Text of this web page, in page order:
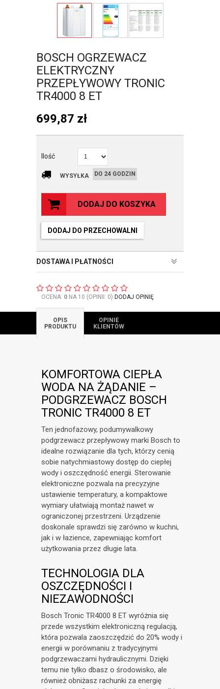
BOSCH OGRZEWACZ
ELEKTRYCZNY
PRZEPŁYWOWY TRONIC
TR4000 8 ET
699,87 zł
Ilość
WYSYŁKA DO 24 GODZIN
DODAJ DO KOSZYKA
DODAJ DO PRZECHOWALNI
DOSTAWA I PŁATNOŚCI
OCENA: 0 NA 10 (OPINII: 0) DODAJ OPINIĘ
OPIS
PRODUKTU
OPINIE
KLIENTÓW
KOMFORTOWA CIEPŁA
WODA NA ŻĄDANIE –
PODGRZEWACZ BOSCH
TRONIC TR4000 8 ET
Ten jednofazowy, podumywalkowy
podgrzewacz przepływowy marki Bosch to
idealne rozwiązanie dla tych, którzy cenią
sobie natychmiastowy dostęp do ciepłej
wody i oszczędność energii. Sterowanie
elektroniczne pozwala na precyzyjne
ustawienie temperatury, a kompaktowe
wymiary ułatwiają montaż nawet w
ograniczonej przestrzeni. Urządzenie
doskonale sprawdzi się zarówno w kuchni,
jak i w łazience, zapewniając komfort
użytkowania przez długie lata.
TECHNOLOGIA DLA
OSZCZĘDNOŚCI I
NIEZAWODNOŚCI
Bosch Tronic TR4000 8 ET wyróżnia się
przede wszystkim elektroniczną regulacją,
która pozwala zaoszczędzić do 20% wody i
energii w porównaniu z tradycyjnymi
podgrzewaczami hydraulicznymi. Dzięki
temu nie tylko dbasz o środowisko, ale
również obniżasz rachunki za energię